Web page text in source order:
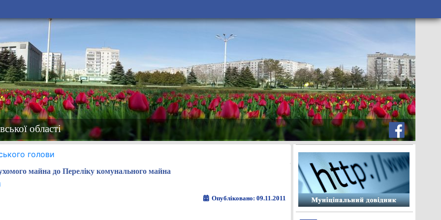
області
голови
майна до Переліку комунального майна
Опубліковано: 09.11.2011